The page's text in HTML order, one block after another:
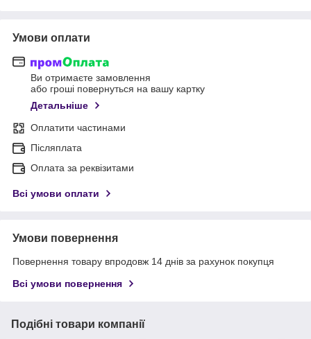
Умови оплати
Ви отримаєте замовлення
або гроші повернуться на вашу картку
Детальніше
Оплатити частинами
Післяплата
Оплата за реквізитами
Всі умови оплати
Умови повернення
Повернення товару впродовж 14 днів за рахунок покупця
Всі умови повернення
Подібні товари компанії